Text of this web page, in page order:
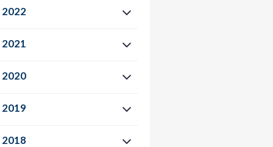
2022
2021
2020
2019
2018